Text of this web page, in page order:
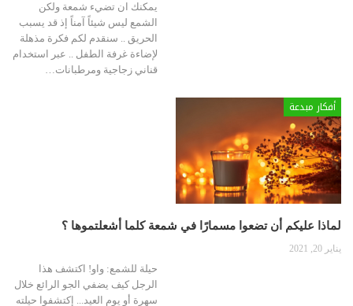
يمكنك ان تضيء شمعة ولكن
الشمع ليس شيئاً آمناً إذ قد يسبب
الحريق .. سنقدم لكم فكرة مذهلة
لإضاءة غرفة الطفل .. عبر استخدام
قناني زجاجية ومرطبانات…
أفكار مبدعة
لماذا عليكم أن تضعوا مسمارًا في شمعة كلما أشعلتموها ؟
يناير 20, 2021
حيلة للشمع: واو! اكتشف هذا
الرجل كيف يضفي الجو الرائع خلال
سهرة أو يوم العيد... إكتشفوا حيلته